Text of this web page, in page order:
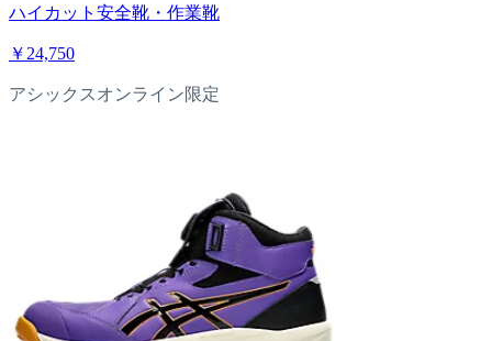
ハイカット安全靴・作業靴
￥24,750
アシックスオンライン限定